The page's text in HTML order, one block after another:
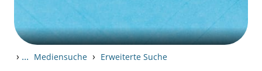
› ... Mediensuche › Erweiterte Suche